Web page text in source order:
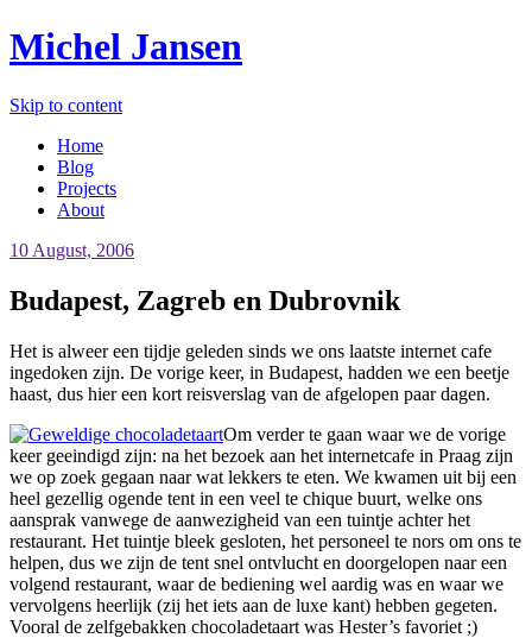
Michel Jansen
Skip to content
Home
Blog
Projects
About
10 August, 2006
Budapest, Zagreb en Dubrovnik
Het is alweer een tijdje geleden sinds we ons laatste internet cafe
ingedoken zijn. De vorige keer, in Budapest, hadden we een beetje
haast, dus hier een kort reisverslag van de afgelopen paar dagen.
Om verder te gaan waar we de vorige
keer geeindigd zijn: na het bezoek aan het internetcafe in Praag zijn
we op zoek gegaan naar wat lekkers te eten. We kwamen uit bij een
heel gezellig ogende tent in een veel te chique buurt, welke ons
aansprak vanwege de aanwezigheid van een tuintje achter het
restaurant. Het tuintje bleek gesloten, het personeel te nors om ons te
helpen, dus we zijn de tent snel ontvlucht en doorgelopen naar een
volgend restaurant, waar de bediening wel aardig was en waar we
vervolgens heerlijk (zij het iets aan de luxe kant) hebben gegeten.
Vooral de zelfgebakken chocoladetaart was Hester’s favoriet ;)